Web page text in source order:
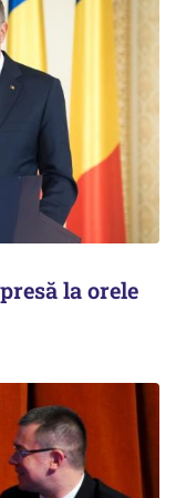
la orele